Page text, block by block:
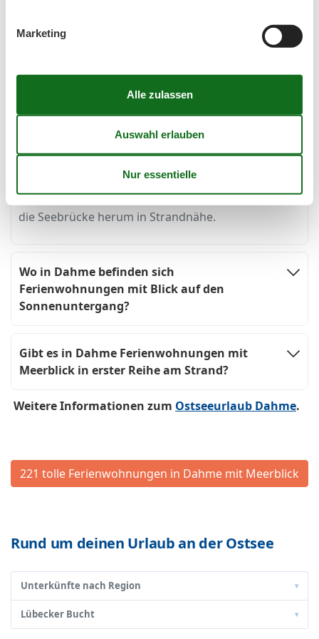
Fragen und Antworten rund um eine
Wo in Dahme liegen Ferienwohnungen mit
direktem Meerblick?
Dadurch, dass sich Dahme so lang an der Küste
erstreckt, gibt es hier einige Ferienwohnungen mit
Meerblick. Die meisten von ihnen befinden sich um
die Seebrücke herum in Strandnähe.
Wo in Dahme befinden sich
Ferienwohnungen mit Blick auf den
Sonnenuntergang?
Gibt es in Dahme Ferienwohnungen mit
Meerblick in erster Reihe am Strand?
Weitere Informationen zum Ostseeurlaub Dahme.
221 tolle Ferienwohnungen in Dahme mit Meerblick
Rund um deinen Urlaub an der Ostsee
Unterkünfte nach Region ▾
Lübecker Bucht ▾
Marketing